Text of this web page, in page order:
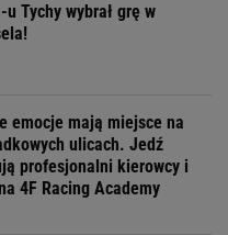
Tychy wybrał grę w
emocje mają miejsce na
ulicach. Jedź
profesjonalni kierowcy i
4F Racing Academy